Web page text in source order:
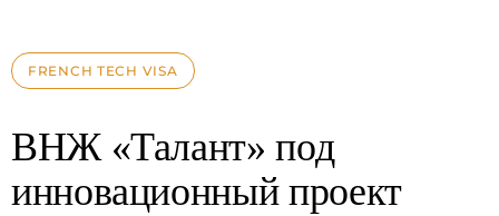
FRENCH TECH VISA
ВНЖ «Талант» под
инновационный проект